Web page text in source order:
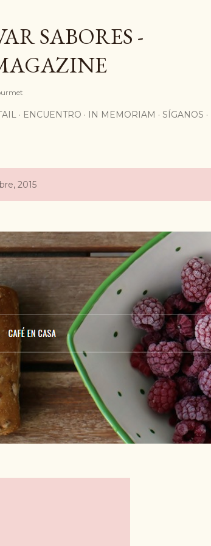
SABORES -
ENCUENTRO IN MEMORIAM SÍGANOS
2015